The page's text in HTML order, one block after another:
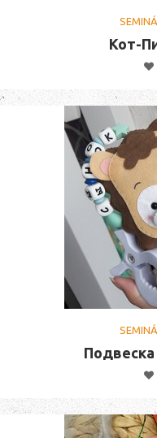
Кот-